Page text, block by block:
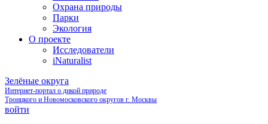
Охрана природы
Парки
Экология
О проекте
Исследователи
iNaturalist
Зелёные округа
Интернет-портал о дикой природе
Троицкого и Новомосковского округов г. Москвы
войти